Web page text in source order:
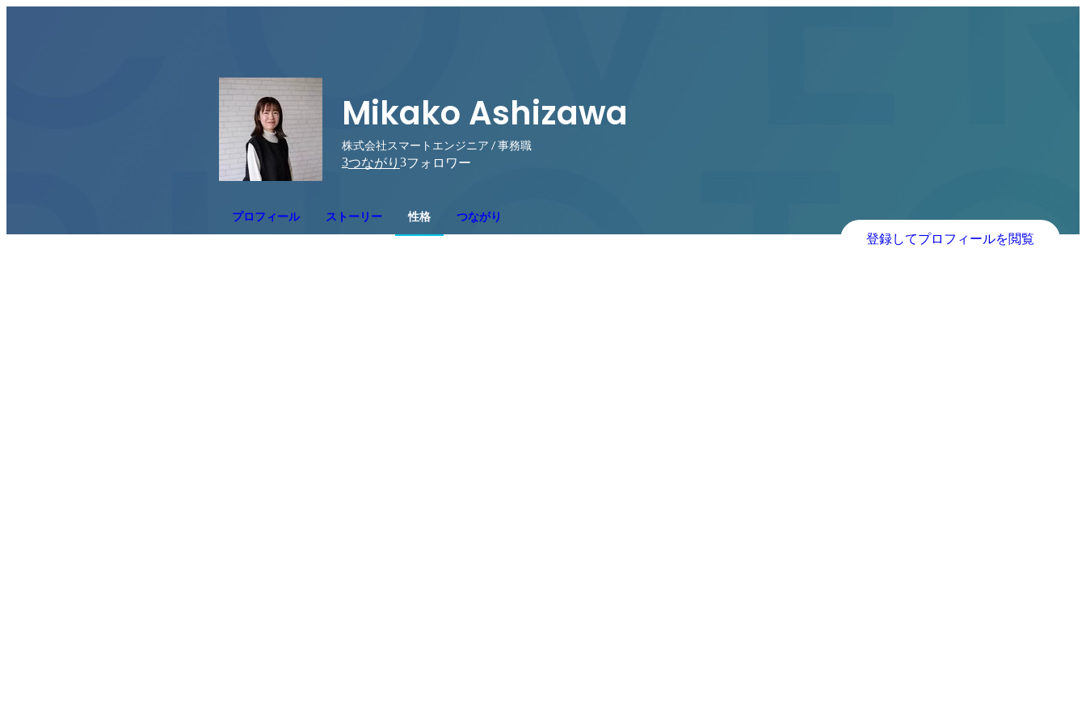
Mikako Ashizawa
株式会社スマートエンジニア / 事務職
3つながり 3フォロワー
プロフィール ストーリー 性格 つながり
登録してプロフィールを閲覧